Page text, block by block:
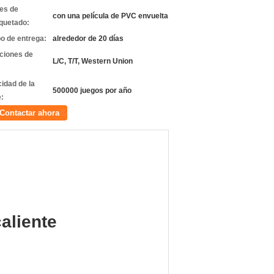
de
con una película de PVC envuelta
de entrega:
alrededor de 20 días
de
L/C, T/T, Western Union
de la
500000 juegos por año
Contactar ahora